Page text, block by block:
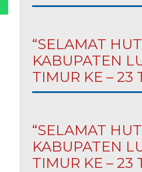
“SELAMAT HUT
KABUPATEN
TIMUR KE – 23
“SELAMAT HUT
KABUPATEN
TIMUR KE – 23